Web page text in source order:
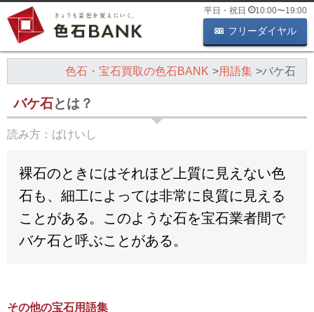
平日・祝日 10:00〜19:00
フリーダイヤル
色石・宝石買取の色石BANK 用語集 バケ石
バケ石とは？
読み方： ばけいし
裸石のときにはそれほど上質に見えない色
石も、細工によっては非常に良質に見える
ことがある。このような石を宝石業者間で
バケ石と呼ぶことがある。
その他の宝石用語集